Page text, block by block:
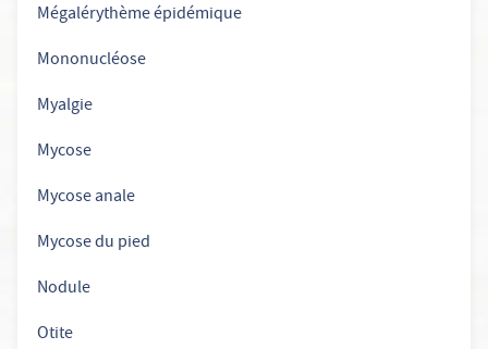
Mégalérythème épidémique
Mononucléose
Myalgie
Mycose
Mycose anale
Mycose du pied
Nodule
Otite